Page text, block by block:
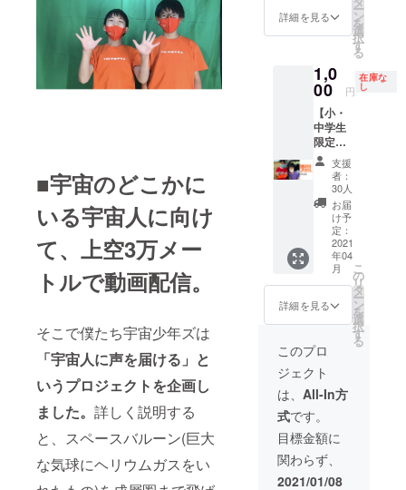
■宇宙のどこかに
いる宇宙人に向け
て、上空3万メー
トルで動画配信。
そこで僕たち宇宙少年ズは
「宇宙人に声を届ける」と
いうプロジェクトを企画し
ました。 詳しく説明する
と、スペースバルーン(巨大
な気球にヘリウムガスをい
任含
い。 ※
予測不
態で打
ち上げ
や、動
画の回
収が失
敗する
場合が
ありま
す。そ
の場合
もお金
をお返
しする
ことは
申し訳
ませ
ん。
ばすの
で1機に
考》
15cm×
5cmく
らいの
パネル
などは
載せら
れま
す。 も
しくは
軽いも
のなら
商品も
載せら
れるか
もしれ
ないの
くださ
備考欄
に何を
飛ばし
たいか
ご記入
くださ
い。 ※
予測不
詳細を見る ー
ン
を
選
択
す
る
1,0
00 円
在庫な
し
【小・
中学生
限定】
手書き
サイン
を一緒
に打ち
上げら
れま
す！ ※
手書き
のサイ
ンを写
真で
撮って
を送る
か、
メール
で案内
する
studio
あおの
住所ま
で送っ
てくだ
支援
者：
30人
お届
け予
定：
2021
年04
月
詳細を見る
こ
の
リ
タ
ー
ン
を
選
択
す
る
このプロ
ジェクト
は、 All-In方
式です。
目標金額に
関わらず、
2021/01/08